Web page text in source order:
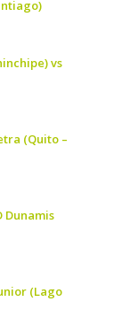
vs
(Quito –
Dunamis
(Lago